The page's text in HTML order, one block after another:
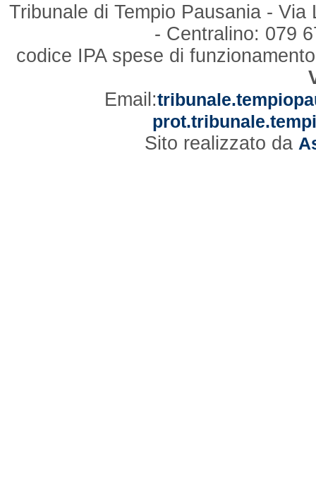
Tribunale di Tempio Pausania -
- Centralino: 079
codice IPA spese di
Email:
Sito realizzato da